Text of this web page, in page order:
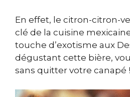
En effet, le citron-citron-
clé de la cuisine
touche d’exotisme aux
dégustant cette bière,
sans quitter votre canapé !